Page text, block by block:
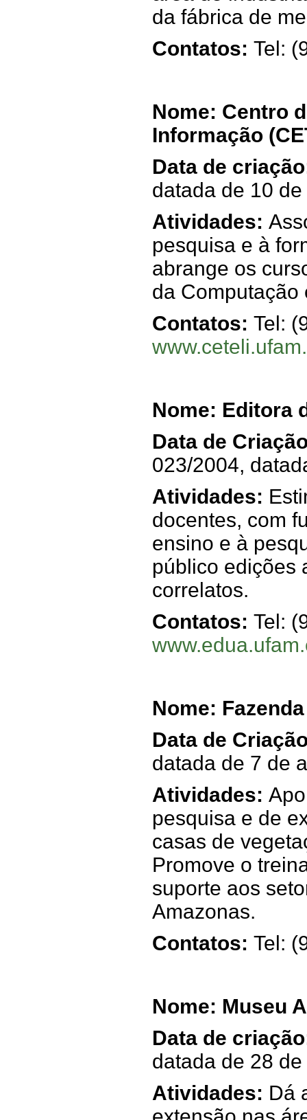
da fábrica de
Contatos: Tel:
Nome: Centro
Informação
Data de
datada de 10
Atividades:
pesquisa e à
abrange os
da Computação
Contatos: Tel:
Nome: Editora
Data de
023/2004,
Atividades:
docentes, com
ensino e à
público edições
correlatos.
Contatos: Tel:
Nome:
Data de
datada de 7 de
Atividades:
pesquisa e de
casas de
Promove o
suporte aos
Amazonas.
Contatos: Tel:
Nome: Museu
Data de
datada de 28
Atividades: Dá